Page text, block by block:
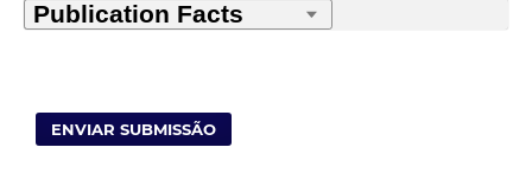
ENVIAR SUBMISSÃO